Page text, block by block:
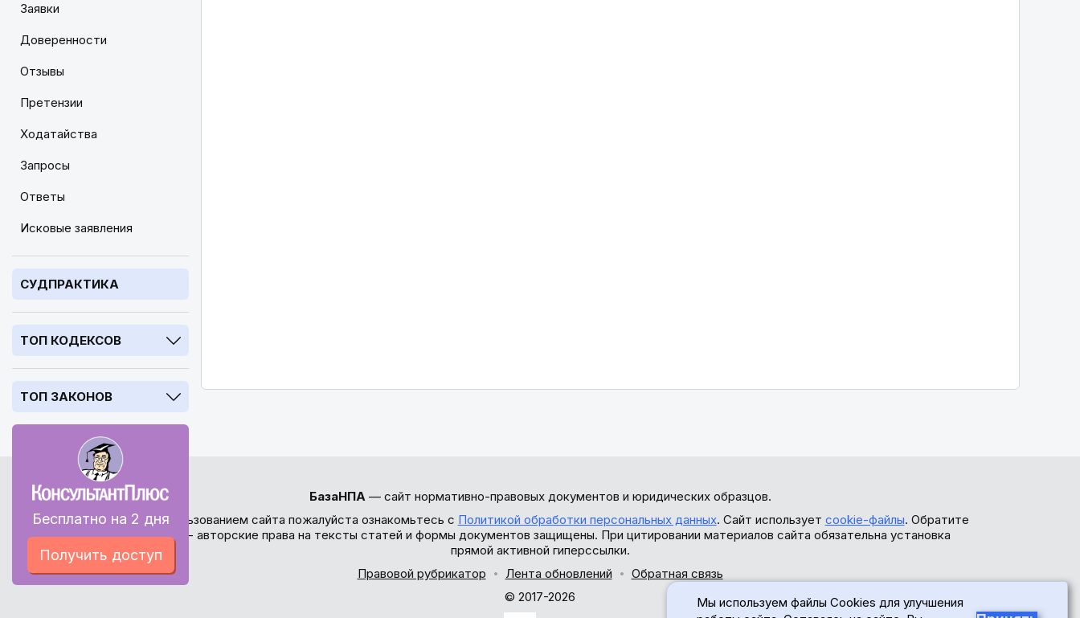
Заявки
Доверенности
Отзывы
Претензии
Ходатайства
Запросы
Ответы
Исковые заявления
СУДПРАКТИКА
ТОП КОДЕКСОВ
ТОП ЗАКОНОВ
Бесплатно на 2 дня
Получить доступ
БазаНПА— сайт нормативно-правовых документов и юридических образцов.
Перед использованием сайта пожалуйста ознакомьтесь с Политикой обработки персональных данных. Сайт использует cookie-файлы. Обратите
внимание - авторские права на тексты статей и формы документов защищены. При цитировании материалов сайта обязательна установка
прямой активной гиперссылки.
Правовой рубрикатор
Лента обновлений
Обратная связь
© 2017-2026
Мы используем файлы Cookies для улучшения